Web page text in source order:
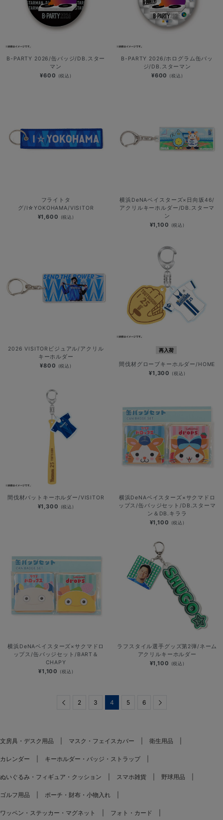
B-PARTY 2026/缶バッジ/DB.スター
マン
¥600 (税込)
B-PARTY 2026/ホログラム缶バッ
ジ/DB.スターマン
¥600 (税込)
フライトタ
グ/I☆YOKOHAMA/VISITOR
¥1,600 (税込)
横浜DeNAベイスターズ×日向坂46/
アクリルキーホルダー/DB.スターマ
ン
¥1,100 (税込)
2026 VISITORビジュアル/アクリル
キーホルダー
¥800 (税込)
再入荷
間伐材グローブキーホルダー/HOME
¥1,300 (税込)
間伐材バットキーホルダー/VISITOR
¥1,300 (税込)
横浜DeNAベイスターズ×サクマドロ
ップス/缶バッジセット/DB.スターマ
ン＆DB.キララ
¥1,100 (税込)
横浜DeNAベイスターズ×サクマドロ
ップス/缶バッジセット/BART＆
CHAPY
¥1,100 (税込)
ラフスタイル選手グッズ第2弾/ネーム
アクリルキーホルダー
¥1,100 (税込)
Previous
2 3 4 5 6
文房具・デスク用品 マスク・フェイスカバー 衛生用品
カレンダー キーホルダー・バッジ・ストラップ
ぬいぐるみ・フィギュア・クッション スマホ雑貨 野球用品
ゴルフ用品 ポーチ・財布・小物入れ
ワッペン・ステッカー・マグネット フォト・カード